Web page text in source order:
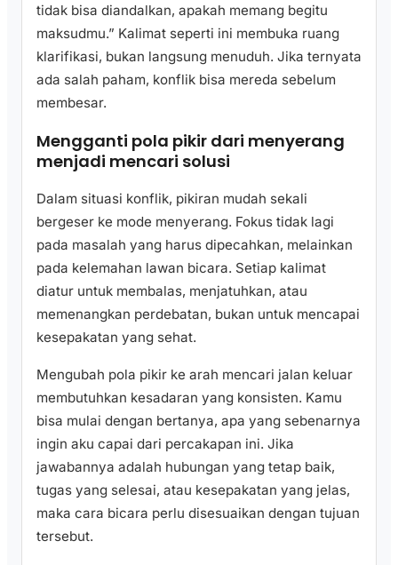
tidak bisa diandalkan, apakah memang begitu
maksudmu.” Kalimat seperti ini membuka ruang
klarifikasi, bukan langsung menuduh. Jika ternyata
ada salah paham, konflik bisa mereda sebelum
membesar.
Mengganti pola pikir dari menyerang
menjadi mencari solusi
Dalam situasi konflik, pikiran mudah sekali
bergeser ke mode menyerang. Fokus tidak lagi
pada masalah yang harus dipecahkan, melainkan
pada kelemahan lawan bicara. Setiap kalimat
diatur untuk membalas, menjatuhkan, atau
memenangkan perdebatan, bukan untuk mencapai
kesepakatan yang sehat.
Mengubah pola pikir ke arah mencari jalan keluar
membutuhkan kesadaran yang konsisten. Kamu
bisa mulai dengan bertanya, apa yang sebenarnya
ingin aku capai dari percakapan ini. Jika
jawabannya adalah hubungan yang tetap baik,
tugas yang selesai, atau kesepakatan yang jelas,
maka cara bicara perlu disesuaikan dengan tujuan
tersebut.